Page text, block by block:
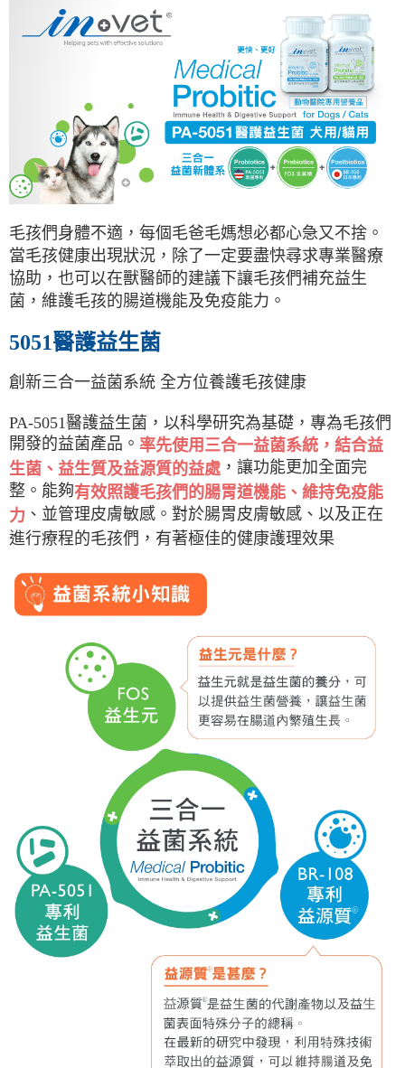
1.本服務由台灣大哥大提供，台灣大哥大用戶可立即使用無須另外申請。
2.付款方式選擇「大哥付你分期」，訂單成立後會自動跳轉到大哥付的交易
流程，驗證手機門號後，選擇欲分期的期數、繳款截止日，確認付款後即完
3.實際核准額度、可分期數及費用金額請依後續交易確認頁面所載為準。
4.訂單成立30分鐘內，如未前往確認交易或遇審核未通過，訂單將自動取
消。如遇「轉專審核」未通過狀況，表示未達大哥付你分期系統評分，恕無
法說明評估內容。
【繳款方式說明】
1.分期款項不併入電信帳單，「大哥付你分期」於每月結算日後寄送繳費提
醒簡訊。
2.透過簡訊連結打開帳單後，可選擇「超商條碼／台灣大直營門市／銀行轉
帳／街口支付／iPASS MONEY」等通路繳費。
【注意事項】
1.本服務係由「台灣大哥大股份有限公司」（以下簡稱本公司）所提供，讓
用戶於交易時，得透過本服務購買商品或服務，並由商店將買賣／分期付款
買賣價金債權讓與本公司後，依約使用本公司帳單繳交帳款。
2.基於同意付款使用「大哥付你分期」之契約關係目的，商店將以您的個人
由本公司與您本人進行分期帳單所需資料之確認、核對及更正。
3.完整用戶服務條款，請詳閱以下連結：
AFTEE先享後付
相關說明
【關於「AFTEE先享後付」】
AFTEE先享後付是「在收到商品之後才付款」的支付方式。 讓您購物簡單
１．簡單：不需註冊會員、不需綁卡、不需儲值。
２．便利：只要手機號碼，簡訊認證，即可結帳。
３．安心：先確認商品／服務後，再付款。
【「AFTEE先享後付」結帳流程】
１．於結帳方式選擇「AFTEE先享後付」後，將跳轉至「AFTEE先享後付」
結帳頁面，進行簡訊認證並確認金額後，即可完成結帳。
３．收到繳費通知簡訊後14天內，點擊此簡訊中的連結，可透過四大超商／
ATM／網路銀行／等多元方式進行付款，方視為交易完成。
※ 請注意：結帳手續完成當下不需立刻繳費，但若您需要取消訂單，請聯絡
購買商品的店家。未經商家同意取消之訂單仍視為有效，需透過AFTEE先享
後付繳納相關費用。
※ 交易是否成功請以「AFTEE先享後付 」之結帳頁面顯示為準，若有關於
是否繳費成功／繳費後需取消欲退款等相關疑問，請聯繫「AFTEE先享後付
客戶支援中心」https://netprotections.freshdesk.com/support/home
【注意事項】
１．透過由恩沛科技股份有限公司提供之「AFTEE先享後付」服務完成之交
權轉讓予恩沛科技股份有限公司。
２．關於個人資料處理事宜，請瀏覽以下網址：
https://aftee.tw/terms/#terms3
３．未成年的使用者請事先徵得法定代理人或監護人之同意方可使用
「AFTEE先享後付」，若未經同意申辦者引起之損失，本公司不負相關責
任。
４．使用「AFTEE先享後付」時，將依據個別帳號之用戶狀況，依本公司即
時審查核予不同之上限額度；若仍有額度不足之情形，本公司將視審查結果
５．嚴禁一人註冊多個帳號或使用他人資訊註冊。若發現惡意使用之情形，
恩沛科技股份有限公司將有權停止該用戶之使用額度並採取法律行動。
運送方式
全家取貨付款
每筆NT$65，滿NT$1,000(含以上)免運費
付款後全家取貨
每筆NT$65，滿NT$1,000(含以上)免運費
7-11取貨付款
每筆NT$65，滿NT$1,000(含以上)免運費
付款後7-11取貨
每筆NT$95，滿NT$1,000(含以上)免運費
離島
每筆NT$180
黑貓貨到付款
每筆NT$95，滿NT$1,000(含以上)免運費
毛孩們身體不適，每個毛爸毛媽想必都心急又不捨。
當毛孩健康出現狀況，除了一定要盡快尋求專業醫療
協助，也可以在獸醫師的建議下讓毛孩們補充益生
菌，維護毛孩的腸道機能及免疫能力。
5051醫護益生菌
創新三合一益菌系統 全方位養護毛孩健康
PA-5051醫護益生菌，以科學研究為基礎，專為毛孩們
開發的益菌產品。 率先使用三合一益菌系統，結合益
生菌、益生質及益源質的益處 ，讓功能更加全面完
整。能夠有效照護毛孩們的腸胃道機能、維持免疫能
力 、並管理皮膚敏感。對於腸胃皮膚敏感、以及正在
進行療程的毛孩們，有著極佳的健康護理效果